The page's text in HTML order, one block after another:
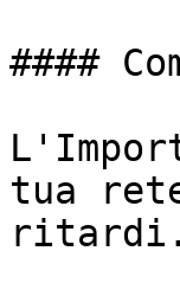
####
tua
ritardi.